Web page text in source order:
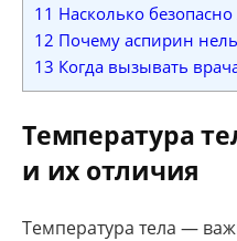
11 Насколько
12 Почему аспирин
13 Когда вызывать
Температура
и их отличия
Температура тела —